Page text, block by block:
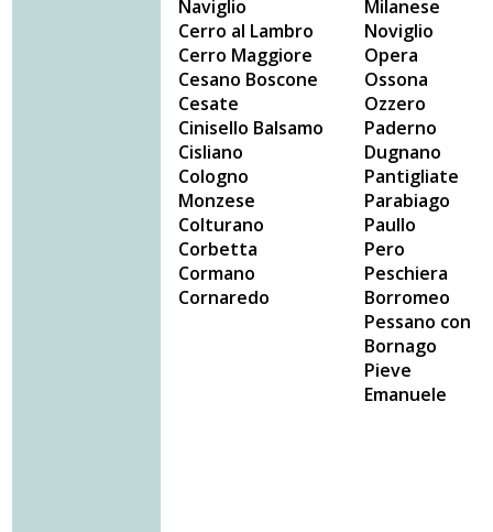
Naviglio
Cerro al Lambro
Cerro Maggiore
Cesano Boscone
Cesate
Cinisello Balsamo
Cisliano
Cologno
Monzese
Colturano
Corbetta
Cormano
Cornaredo
Milanese
Noviglio
Opera
Ossona
Ozzero
Paderno
Dugnano
Pantigliate
Parabiago
Paullo
Pero
Peschiera
Borromeo
Pessano con
Bornago
Pieve
Emanuele